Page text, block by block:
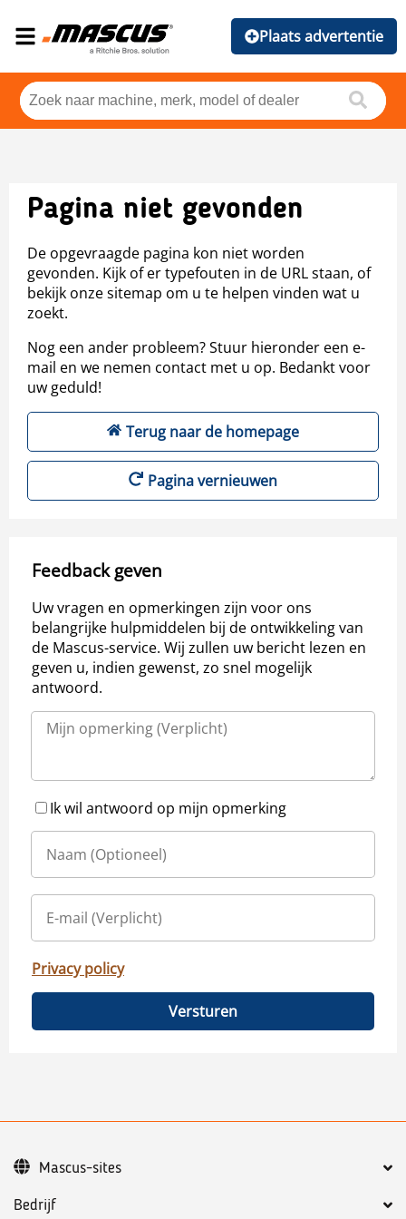
Plaats advertentie
Pagina niet gevonden
De opgevraagde pagina kon niet worden
gevonden. Kijk of er typefouten in de URL staan, of
bekijk onze sitemap om u te helpen vinden wat u
zoekt.
Nog een ander probleem? Stuur hieronder een e-
mail en we nemen contact met u op. Bedankt voor
uw geduld!
Terug naar de homepage
Pagina vernieuwen
Feedback geven
Uw vragen en opmerkingen zijn voor ons
belangrijke hulpmiddelen bij de ontwikkeling van
de Mascus-service. Wij zullen uw bericht lezen en
geven u, indien gewenst, zo snel mogelijk
antwoord.
Ik wil antwoord op mijn opmerking
Privacy policy
Versturen
Bedrijf
Mascus-sites